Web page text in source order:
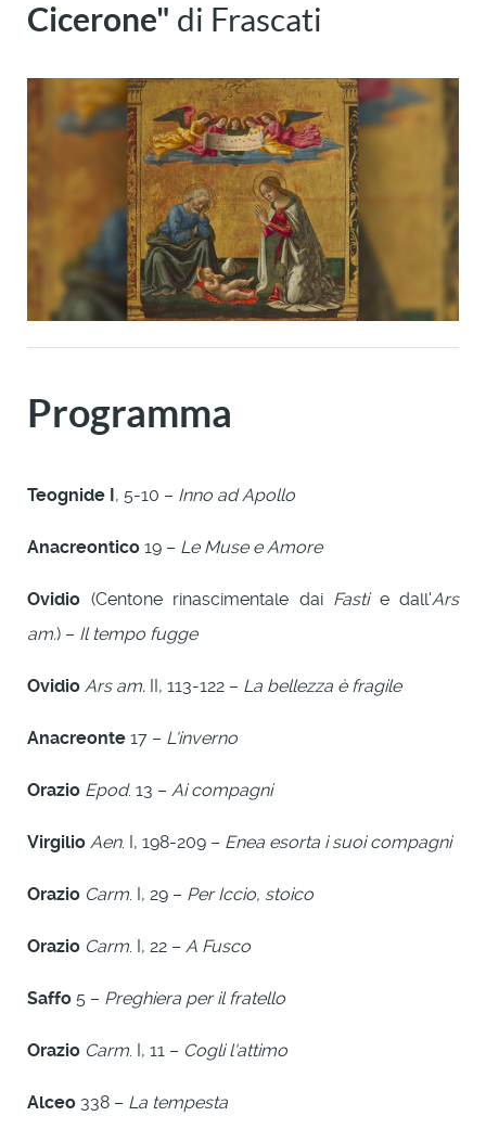
Cicerone" di Frascati
Programma
Teognide I, 5-10 – Inno ad Apollo
Anacreontico 19 – Le Muse e Amore
Ovidio (Centone rinascimentale dai Fastie dall'Ars
am.) – Il tempo fugge
Ovidio Ars am. II, 113-122 – La bellezza è fragile
Anacreonte 17 – L'inverno
Orazio Epod. 13 – Ai compagni
Virgilio Aen. I, 198-209 – Enea esorta i suoi compagni
Orazio Carm. I, 29 – Per Iccio, stoico
Orazio Carm. I, 22 – A Fusco
Saffo 5 – Preghiera per il fratello
Orazio Carm. I, 11 – Cogli l'attimo
Alceo 338 – La tempesta